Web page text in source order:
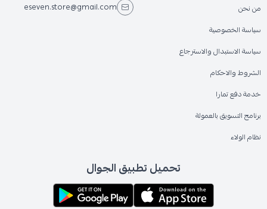
من نحن
سياسة الخصوصية
سياسة الاستبدال والاسترجاع
الشروط والاحكام
خدمة دفع تمارا
برنامج التسويق بالعمولة
نظام الولاء
eseven.store@gmail.com
تحميل تطبيق الجوال